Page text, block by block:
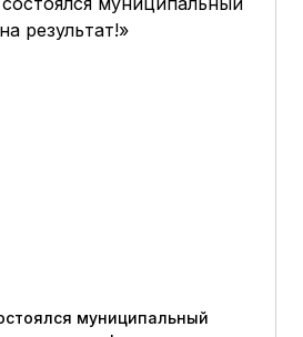
муниципальный